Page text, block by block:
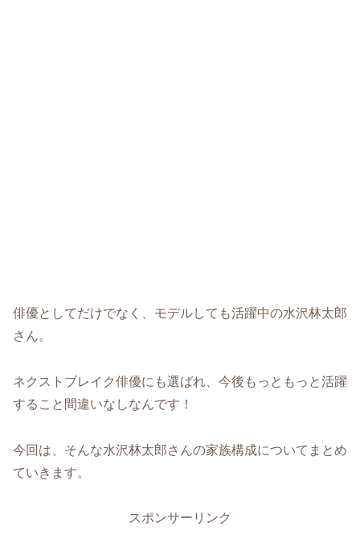
俳優としてだけでなく、モデルしても活躍中の水沢林太郎
さん。
ネクストブレイク俳優にも選ばれ、今後もっともっと活躍
すること間違いなしなんです！
今回は、そんな水沢林太郎さんの家族構成についてまとめ
ていきます。
スポンサーリンク